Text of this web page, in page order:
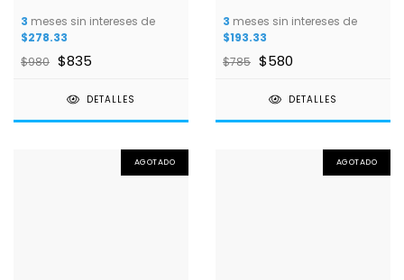
3 meses sin intereses de
$278.33
$980 $835
DETALLES
3 meses sin intereses de
$193.33
$785 $580
DETALLES
AGOTADO AGOTADO